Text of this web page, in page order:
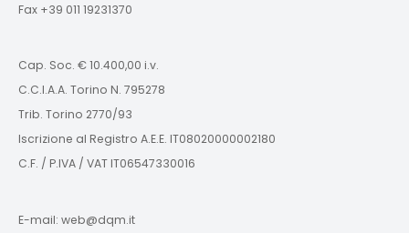
Fax +39 011 19231370
Cap. Soc. € 10.400,00 i.v.
C.C.I.A.A. Torino N. 795278
Trib. Torino 2770/93
Iscrizione al Registro A.E.E. IT08020000002180
C.F. / P.IVA / VAT IT06547330016
E-mail: web@dqm.it